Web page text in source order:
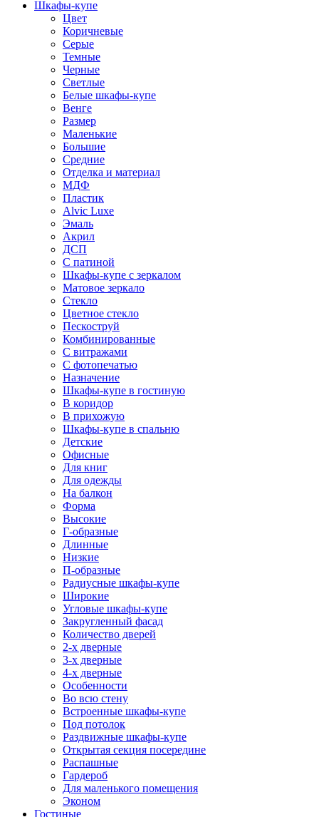
Шкафы-купе
Цвет
Коричневые
Серые
Темные
Черные
Светлые
Белые шкафы-купе
Венге
Размер
Маленькие
Большие
Средние
Отделка и материал
МДФ
Пластик
Alvic Luxe
Эмаль
Акрил
ДСП
С патиной
Шкафы-купе с зеркалом
Матовое зеркало
Стекло
Цветное стекло
Пескоструй
Комбинированные
С витражами
С фотопечатью
Назначение
Шкафы-купе в гостиную
В коридор
В прихожую
Шкафы-купе в спальню
Детские
Офисные
Для книг
Для одежды
На балкон
Форма
Высокие
Г-образные
Длинные
Низкие
П-образные
Радиусные шкафы-купе
Широкие
Угловые шкафы-купе
Закругленный фасад
Количество дверей
2-х дверные
3-х дверные
4-х дверные
Особенности
Во всю стену
Встроенные шкафы-купе
Под потолок
Раздвижные шкафы-купе
Открытая секция посередине
Распашные
Гардероб
Для маленького помещения
Эконом
Гостиные